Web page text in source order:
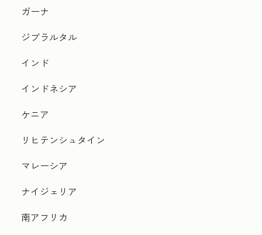
ガーナ
ジブラルタル
インド
インドネシア
ケニア
リヒテンシュタイン
マレーシア
ナイジェリア
南アフリカ